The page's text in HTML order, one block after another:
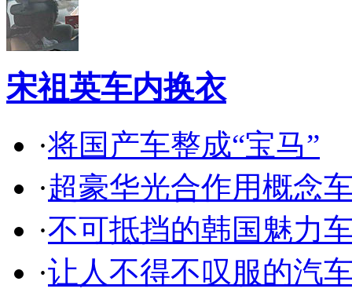
宋祖英车内换衣
·将国产车整成“宝马”
·超豪华光合作用概念
·不可抵挡的韩国魅力
·让人不得不叹服的汽